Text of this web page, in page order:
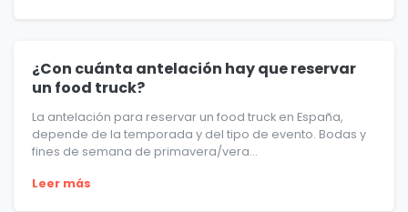
¿Con cuánta antelación hay que reservar
un food truck?
La antelación para reservar un food truck en España,
depende de la temporada y del tipo de evento. Bodas y
fines de semana de primavera/vera...
Leer más